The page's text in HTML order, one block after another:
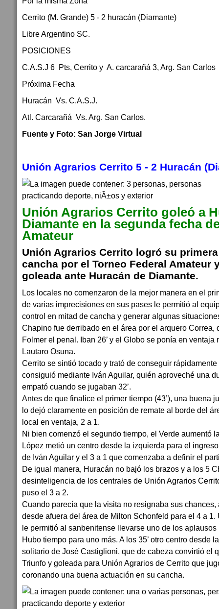
Cerrito (M. Grande) 5 - 2 huracán (Diamante)
Libre Argentino SC.
POSICIONES
C.A.S.J 6 Pts, Cerrito y A. carcarañá 3, Arg. San
Próxima Fecha
Huracán Vs. C.A.S.J.
Atl. Carcarañá Vs. Arg. San Carlos.
Fuente y Foto: San Jorge Virtual
Unión Agrarios Cerrito 5 - 2 Huracán
Unión Agrarios Cerrito goleó a
Diamante en la segunda fecha
Amateur
Unión Agrarios Cerrito logró su
cancha por el Torneo Federal Amateur
goleada ante Huracán de Diamante.
Los locales no comenzaron de la mejor manera en el
de varias imprecisiones en sus pases le permitió al
control en mitad de cancha y generar algunas
Chapino fue derribado en el área por el arquero Correa,
Folmer el penal. Iban 26’ y el Globo se ponía en
Lautaro Osuna.
Cerrito se sintió tocado y trató de conseguir
consiguió mediante Iván Aguilar, quién aproveché una
empató cuando se jugaban 32’.
Antes de que finalice el primer tiempo (43’), una buena
lo dejó claramente en posición de remate al borde del
local en ventaja, 2 a 1.
Ni bien comenzó el segundo tiempo, el Verde aumentó
López metió un centro desde la izquierda para el
de Iván Aguilar y el 3 a 1 que comenzaba a definir el
De igual manera, Huracán no bajó los brazos y a los 5
desinteligencia de los centrales de Unión Agrarios
puso el 3 a 2.
Cuando parecía que la visita no resignaba sus
desde afuera del área de Milton Schonfeld para el 4 a
le permitió al sanbenitense llevarse uno de los
Hubo tiempo para uno más. A los 35’ otro centro desde
solitario de José Castiglioni, que de cabeza convirtió el
Triunfo y goleada para Unión Agrarios de Cerrito que
coronando una buena actuación en su cancha.